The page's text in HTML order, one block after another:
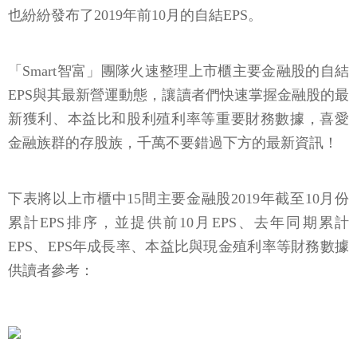
也紛紛發布了2019年前10月的自結EPS。
「Smart智富」團隊火速整理上市櫃主要金融股的自結
EPS與其最新營運動態，讓讀者們快速掌握金融股的最
新獲利、本益比和股利殖利率等重要財務數據，喜愛
金融族群的存股族，千萬不要錯過下方的最新資訊！
下表將以上市櫃中15間主要金融股2019年截至10月份
累計EPS排序，並提供前10月EPS、去年同期累計
EPS、EPS年成長率、本益比與現金殖利率等財務數據
供讀者參考：